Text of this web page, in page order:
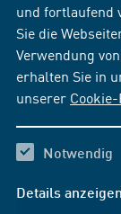
und fortlaufend
Sie die
Verwendung
erhalten Sie in
unserer
Notwendig
Details anzeigen